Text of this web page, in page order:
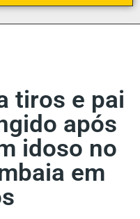
tiros e pai
após
idoso no
em